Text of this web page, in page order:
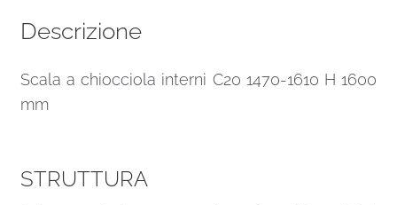
Descrizione
Scala a chiocciola interni C20 1470-1610 H 1600
mm
STRUTTURA